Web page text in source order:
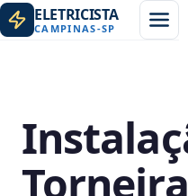
ELETRICISTA
CAMPINAS-SP